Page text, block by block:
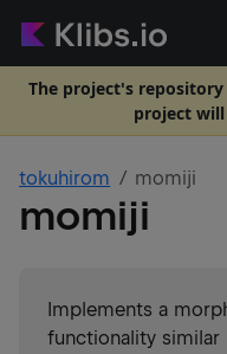
The project's repository
project
tokuhirom momiji
momiji
Implements a
functionality